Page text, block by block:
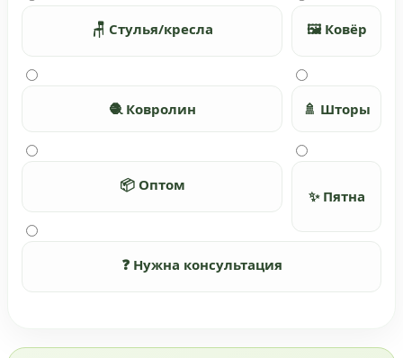
🪑 Стулья/кресла 🖼️ Ковёр
🧶 Ковролин 🚿 Шторы
📦 Оптом
✨ Пятна
❓ Нужна консультация